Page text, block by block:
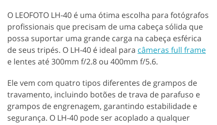
O LEOFOTO LH-40 é uma ótima escolha para fotógrafos
profissionais que precisam de uma cabeça sólida que
possa suportar uma grande carga na cabeça esférica
de seus tripés. O LH-40 é ideal para câmeras full frame
e lentes até 300mm f/2.8 ou 400mm f/5.6.
Ele vem com quatro tipos diferentes de grampos de
travamento, incluindo botões de trava de parafuso e
grampos de engrenagem, garantindo estabilidade e
segurança. O LH-40 pode ser acoplado a qualquer